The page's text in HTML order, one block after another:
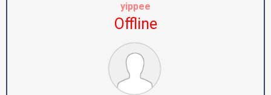
yippee
Offline